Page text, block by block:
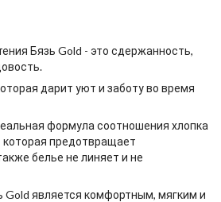
Бязь Gold - это сдержанность,
дарит уют и заботу во время
формула соотношения хлопка
которая предотвращает
белье не линяет и не
Gold является комфортным, мягким и